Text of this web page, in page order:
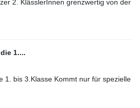
2. KlässlerInnen grenzwertig von der
1....
1. bis 3.Klasse Kommt nur für spezielle